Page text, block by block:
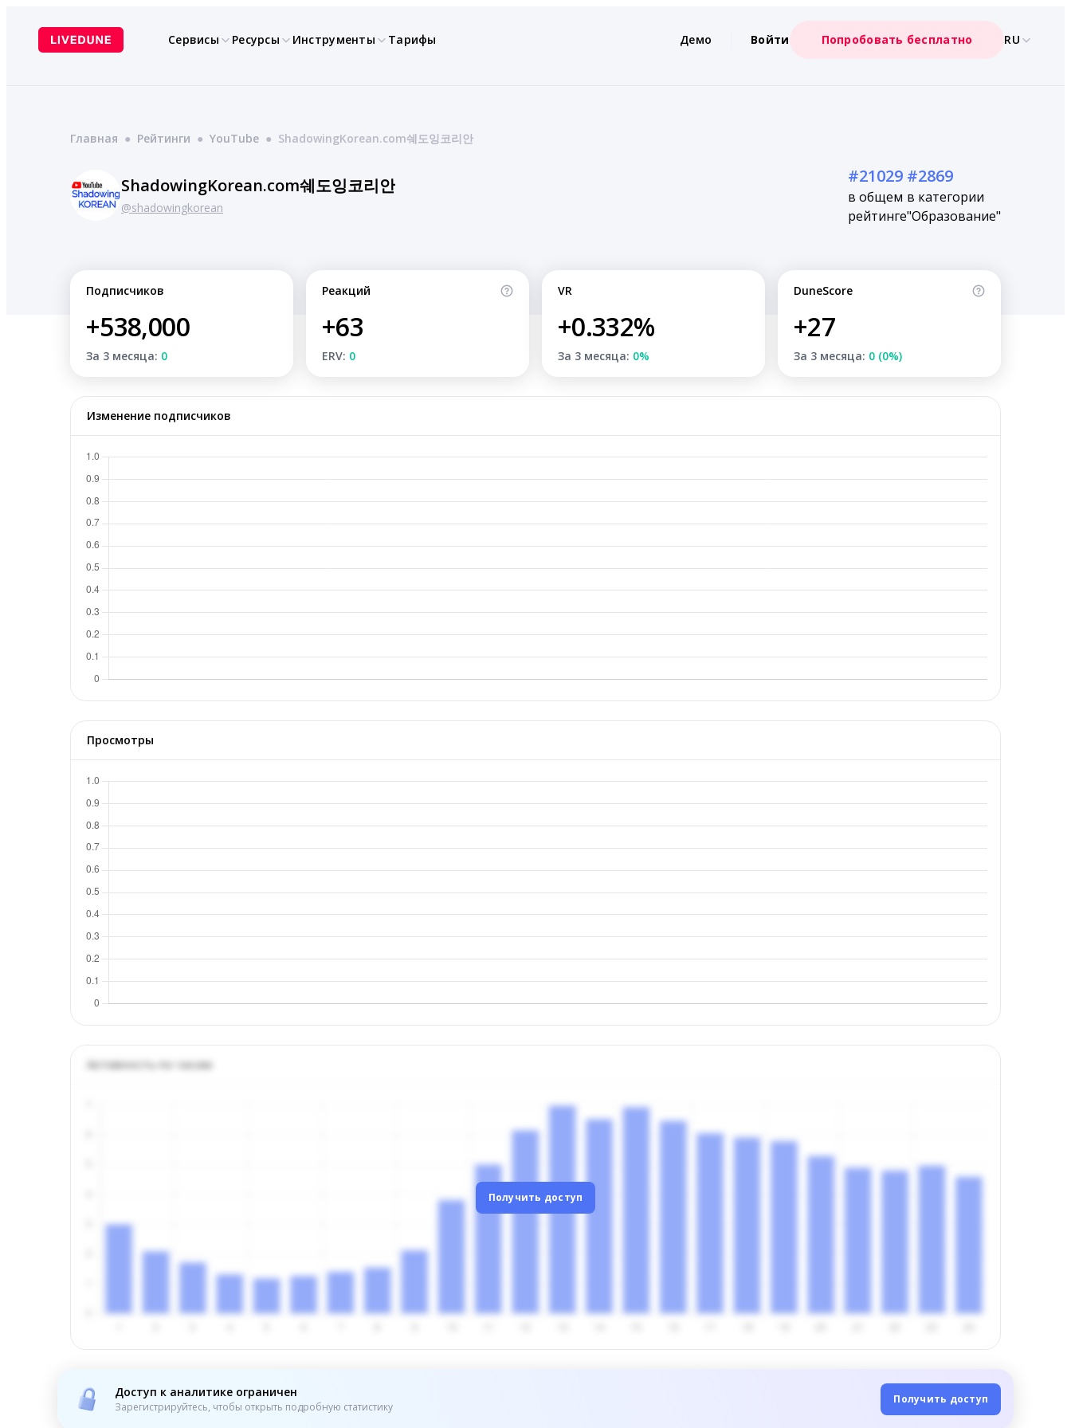
содержимому
Сервисы Ресурсы Инструменты Тарифы Демо Войти Попробовать бесплатно RU
Главная ● Рейтинги ● YouTube ● ShadowingKorean.com쉐도잉코리안
ShadowingKorean.com쉐도잉코리안
@shadowingkorean
#21029
в общем
рейтинге
#2869
в категории
"Образование"
Подписчиков
+538,000
За 3 месяца: 0
Реакций
+63
ERV: 0
VR
+0.332%
За 3 месяца: 0%
DuneScore
+27
За 3 месяца: 0 (0%)
Изменение подписчиков
Просмотры
Активность по часам
Получить доступ
Доступ к аналитике ограничен
Зарегистрируйтесь, чтобы открыть подробную статистику
Получить доступ